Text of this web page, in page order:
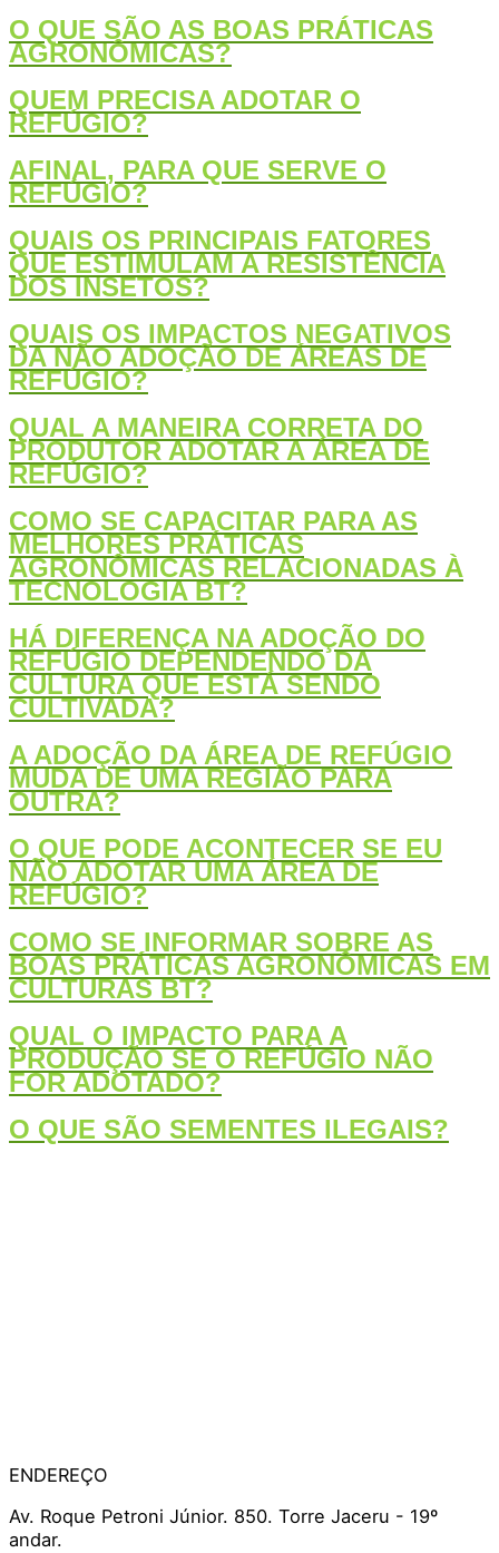
O QUE SÃO AS BOAS PRÁTICAS
AGRONÔMICAS?
QUEM PRECISA ADOTAR O
REFÚGIO?
AFINAL, PARA QUE SERVE O
REFÚGIO?
QUAIS OS PRINCIPAIS FATORES
QUE ESTIMULAM A RESISTÊNCIA
DOS INSETOS?
QUAIS OS IMPACTOS NEGATIVOS
DA NÃO ADOÇÃO DE ÁREAS DE
REFÚGIO?
QUAL A MANEIRA CORRETA DO
PRODUTOR ADOTAR A ÁREA DE
REFÚGIO?
COMO SE CAPACITAR PARA AS
MELHORES PRÁTICAS
AGRONÔMICAS RELACIONADAS À
TECNOLOGIA BT?
HÁ DIFERENÇA NA ADOÇÃO DO
REFÚGIO DEPENDENDO DA
CULTURA QUE ESTÁ SENDO
CULTIVADA?
A ADOÇÃO DA ÁREA DE REFÚGIO
MUDA DE UMA REGIÃO PARA
OUTRA?
O QUE PODE ACONTECER SE EU
NÃO ADOTAR UMA ÁREA DE
REFÚGIO?
COMO SE INFORMAR SOBRE AS
BOAS PRÁTICAS AGRONÔMICAS EM
CULTURAS BT?
QUAL O IMPACTO PARA A
PRODUÇÃO SE O REFÚGIO NÃO
FOR ADOTADO?
O QUE SÃO SEMENTES ILEGAIS?
ENDEREÇO
Av. Roque Petroni Júnior. 850. Torre Jaceru - 19º
andar.